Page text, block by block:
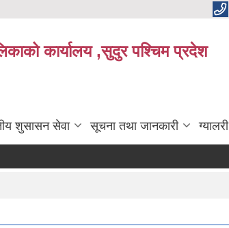
कार्यालय ,सुदुर पश्चिम प्रदेश
शुसासन सेवा सूचना तथा जानकारी ग्यालरी